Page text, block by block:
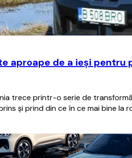
aproape de a ieşi pentru
trece printr-o serie de
şi prind din ce în ce mai bine la